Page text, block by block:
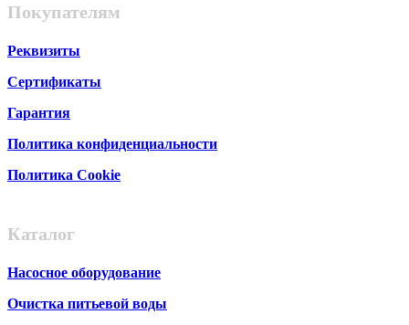
Покупателям
Реквизиты
Сертификаты
Гарантия
Политика конфиденциальности
Политика Cookie
Каталог
Насосное оборудование
Очистка питьевой воды